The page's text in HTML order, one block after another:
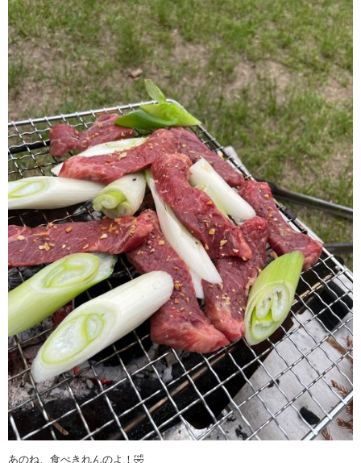
あのね、食べきれんのよ！🤣